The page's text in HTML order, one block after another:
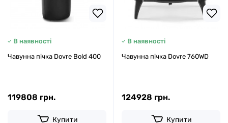
В наявності
Чавунна пічка Dovre Bold 400
119808 грн.
Купити
В наявності
Чавунна пічка Dovre 760WD
124928 грн.
Купити